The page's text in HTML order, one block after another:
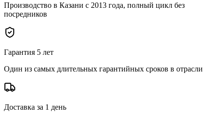
Производство в Казани с 2013 года, полный цикл без
посредников
Гарантия 5 лет
Один из самых длительных гарантийных сроков в отрасли
Доставка за 1 день